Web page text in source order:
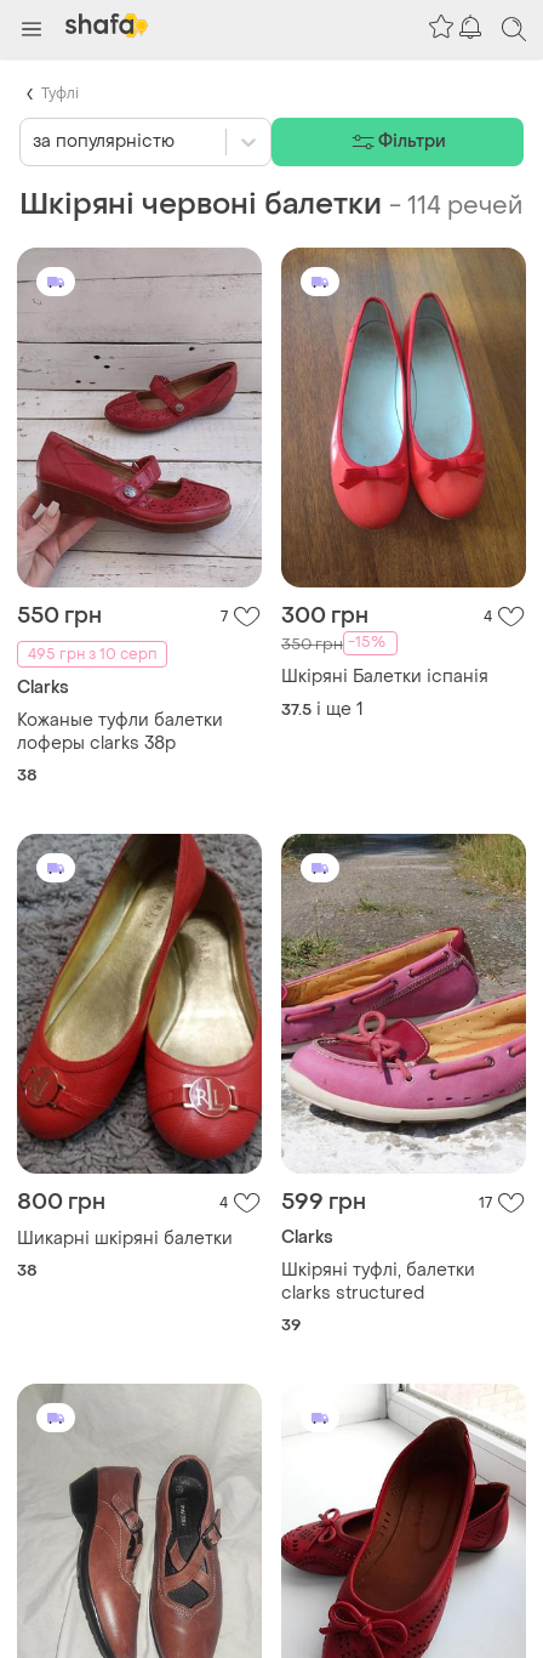
Шкіряні червоні балетки -114 речей
550 грн
7
495 грн з 10 серп
Clarks
Кожаные туфли балетки
лоферы clarks 38p
38
300 грн 4
350 грн -15%
Шкіряні Балетки іспанія
37.5 і ще 1
800 грн 4
Шикарні шкіряні балетки
38
599 грн 17
Clarks
Шкіряні туфлі, балетки
clarks structured
39
за популярністю Фільтри
Туфлі